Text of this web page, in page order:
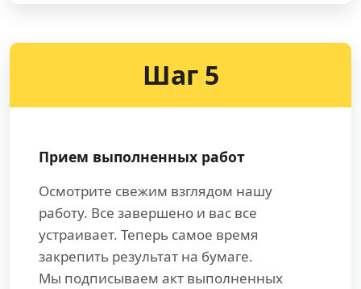
Шаг 5
Прием выполненных работ
Осмотрите свежим взглядом нашу
работу. Все завершено и вас все
устраивает. Теперь самое время
закрепить результат на бумаге.
Мы подписываем акт выполненных